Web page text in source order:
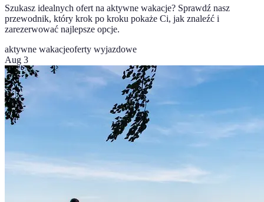
Szukasz idealnych ofert na aktywne wakacje? Sprawdź nasz
przewodnik, który krok po kroku pokaże Ci, jak znaleźć i
zarezerwować najlepsze opcje.
aktywne wakacjeoferty wyjazdowe
Aug 3